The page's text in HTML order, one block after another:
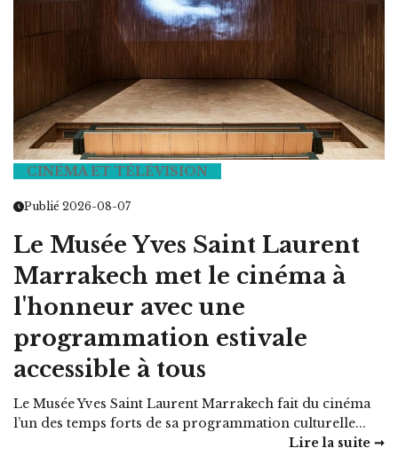
CINÉMA ET TÉLÉVISION
Publié 2026-08-07
Le Musée Yves Saint Laurent
Marrakech met le cinéma à
l'honneur avec une
programmation estivale
accessible à tous
Le Musée Yves Saint Laurent Marrakech fait du cinéma
l’un des temps forts de sa programmation culturelle...
Lire la suite ➞